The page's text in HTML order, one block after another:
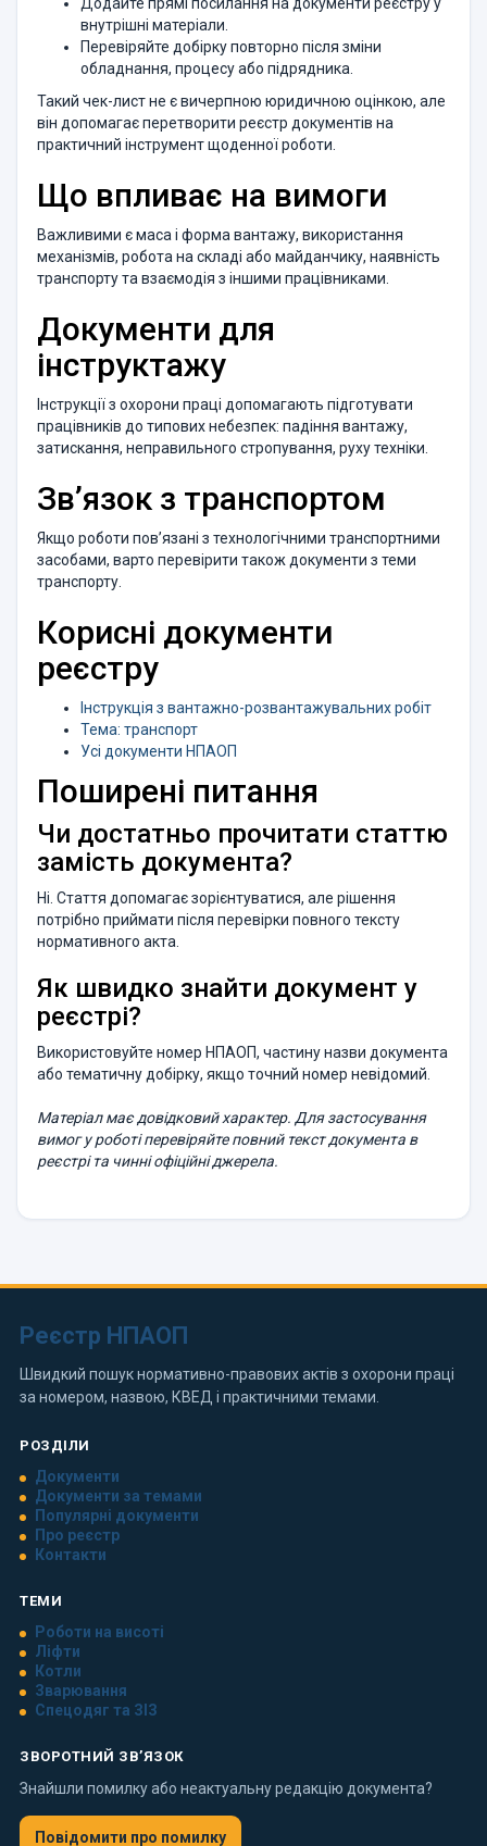
внутрішні матеріали.
Перевіряйте добірку повторно після зміни
обладнання, процесу або підрядника.
Такий чек-лист не є вичерпною юридичною оцінкою, але
він допомагає перетворити реєстр документів на
практичний інструмент щоденної роботи.
Що впливає на вимоги
Важливими є маса і форма вантажу, використання
механізмів, робота на складі або майданчику, наявність
транспорту та взаємодія з іншими працівниками.
Документи для
інструктажу
Інструкції з охорони праці допомагають підготувати
працівників до типових небезпек: падіння вантажу,
затискання, неправильного стропування, руху техніки.
Зв’язок з транспортом
Якщо роботи пов’язані з технологічними транспортними
засобами, варто перевірити також документи з теми
транспорту.
Корисні документи
реєстру
Інструкція з вантажно-розвантажувальних робіт
Тема: транспорт
Усі документи НПАОП
Поширені питання
Чи достатньо прочитати статтю
замість документа?
Ні. Стаття допомагає зорієнтуватися, але рішення
потрібно приймати після перевірки повного тексту
нормативного акта.
Як швидко знайти документ у
реєстрі?
Використовуйте номер НПАОП, частину назви документа
або тематичну добірку, якщо точний номер невідомий.
Матеріал має довідковий характер. Для застосування
вимог у роботі перевіряйте повний текст документа в
реєстрі та чинні офіційні джерела.
Реєстр НПАОП
Швидкий пошук нормативно-правових актів з охорони праці
за номером, назвою, КВЕД і практичними темами.
РОЗДІЛИ
Документи
Документи за темами
Популярні документи
Про реєстр
Контакти
ТЕМИ
Роботи на висоті
Ліфти
Котли
Зварювання
Спецодяг та ЗІЗ
ЗВОРОТНИЙ ЗВ’ЯЗОК
Знайшли помилку або неактуальну редакцію документа?
Повідомити про помилку